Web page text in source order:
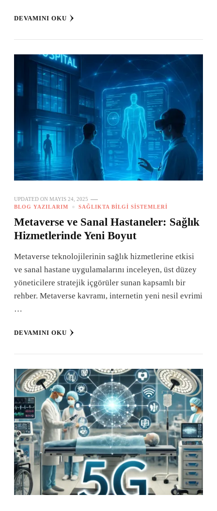
DEVAMINI OKU
UPDATED ON MAYIS 24, 2025
BLOG YAZILARIM
SAĞLIKTA BILGI SISTEMLERI
Metaverse ve Sanal Hastaneler: Sağlık
Hizmetlerinde Yeni Boyut
Metaverse teknolojilerinin sağlık hizmetlerine etkisi
ve sanal hastane uygulamalarını inceleyen, üst düzey
yöneticilere stratejik içgörüler sunan kapsamlı bir
rehber. Metaverse kavramı, internetin yeni nesil evrimi
…
DEVAMINI OKU